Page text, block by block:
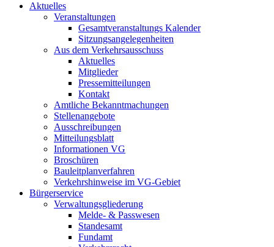
Aktuelles
Veranstaltungen
Gesamtveranstaltungs Kalender
Sitzungsangelegenheiten
Aus dem Verkehrsausschuss
Aktuelles
Mitglieder
Pressemitteilungen
Kontakt
Amtliche Bekanntmachungen
Stellenangebote
Ausschreibungen
Mitteilungsblatt
Informationen VG
Broschüren
Bauleitplanverfahren
Verkehrshinweise im VG-Gebiet
Bürgerservice
Verwaltungsgliederung
Melde- & Passwesen
Standesamt
Fundamt